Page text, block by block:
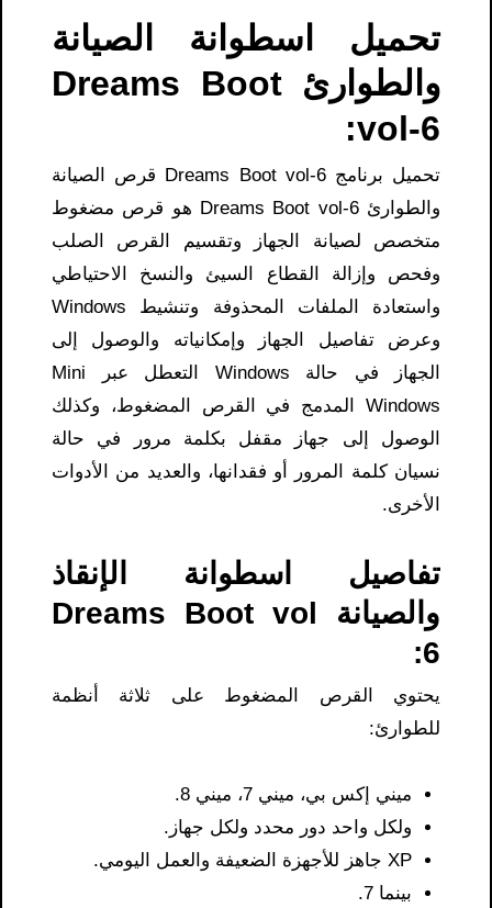
تحميل اسطوانة الصيانة
والطوارئ Dreams Boot
vol-6:
تحميل برنامج Dreams Boot vol-6 قرص الصيانة
والطوارئ Dreams Boot vol-6 هو قرص مضغوط
متخصص لصيانة الجهاز وتقسيم القرص الصلب
وفحص وإزالة القطاع السيئ والنسخ الاحتياطي
واستعادة الملفات المحذوفة وتنشيط Windows
وعرض تفاصيل الجهاز وإمكانياته والوصول إلى
الجهاز في حالة Windows التعطل عبر Mini
Windows المدمج في القرص المضغوط، وكذلك
الوصول إلى جهاز مقفل بكلمة مرور في حالة
نسيان كلمة المرور أو فقدانها، والعديد من الأدوات
الأخرى.
تفاصيل اسطوانة الإنقاذ
والصيانة Dreams Boot vol
6:
يحتوي القرص المضغوط على ثلاثة أنظمة
للطوارئ:
ميني إكس بي، ميني 7، ميني 8.
ولكل واحد دور محدد ولكل جهاز.
XP جاهز للأجهزة الضعيفة والعمل اليومي.
بينما 7.